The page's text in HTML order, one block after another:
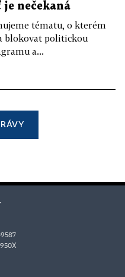
nečekaná
tématu, o kterém
blokovat politickou
a...